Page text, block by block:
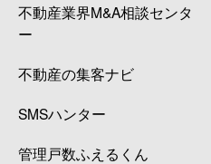
不動産業界M&A相談センタ
ー
不動産の集客ナビ
SMSハンター
管理戸数ふえるくん